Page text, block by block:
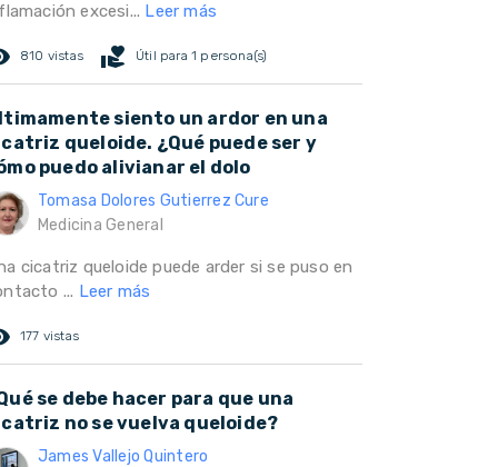
excesi... Leer más
810 vistas volunteer_activism Útil para 1 persona(s)
siento un ardor en una
queloide. ¿Qué puede ser y
puedo alivianar el dolo
Tomasa Dolores Gutierrez Cure
Medicina General
cicatriz queloide puede arder si se puso en
... Leer más
177 vistas
se debe hacer para que una
no se vuelva queloide?
James Vallejo Quintero